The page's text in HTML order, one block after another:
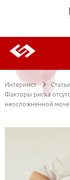
Интернист
Факторы риска
неосложненной